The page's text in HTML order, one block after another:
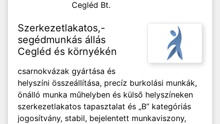
Cegléd Bt.
Szerkezetlakatos,-
segédmunkás állás
Cegléd és környékén
csarnokvázak gyártása és
helyszíni összeállítása, precíz burkolási munkák,
önálló munka műhelyben és külső helyszíneken
szerkezetlakatos tapasztalat és „B” kategóriás
jogosítvány, stabil, bejelentett munkaviszony,